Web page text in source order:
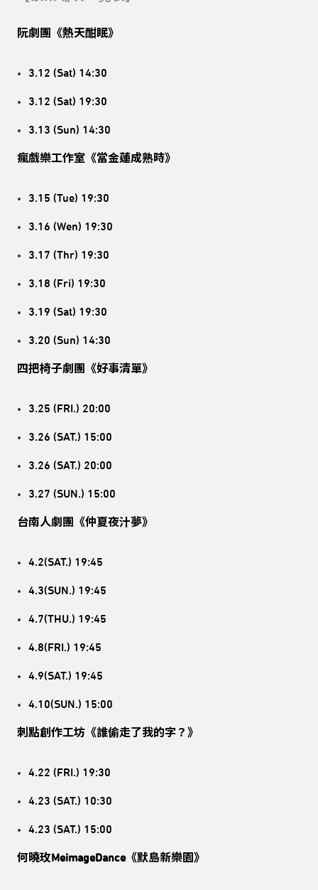
阮劇團《熱天酣眠》
3.12 (Sat) 14:30
3.12 (Sat) 19:30
3.13 (Sun) 14:30
瘋戲樂工作室《當金蓮成熟時》
3.15 (Tue) 19:30
3.16 (Wen) 19:30
3.17 (Thr) 19:30
3.18 (Fri) 19:30
3.19 (Sat) 19:30
3.20 (Sun) 14:30
四把椅子劇團《好事清單》
3.25 (FRI.) 20:00
3.26 (SAT.) 15:00
3.26 (SAT.) 20:00
3.27 (SUN.) 15:00
台南人劇團《仲夏夜汁夢》
4.2(SAT.) 19:45
4.3(SUN.) 19:45
4.7(THU.) 19:45
4.8(FRI.) 19:45
4.9(SAT.) 19:45
4.10(SUN.) 15:00
刺點創作工坊《誰偷走了我的字？》
4.22 (FRI.) 19:30
4.23 (SAT.) 10:30
4.23 (SAT.) 15:00
何曉玫MeimageDance《默島新樂園》